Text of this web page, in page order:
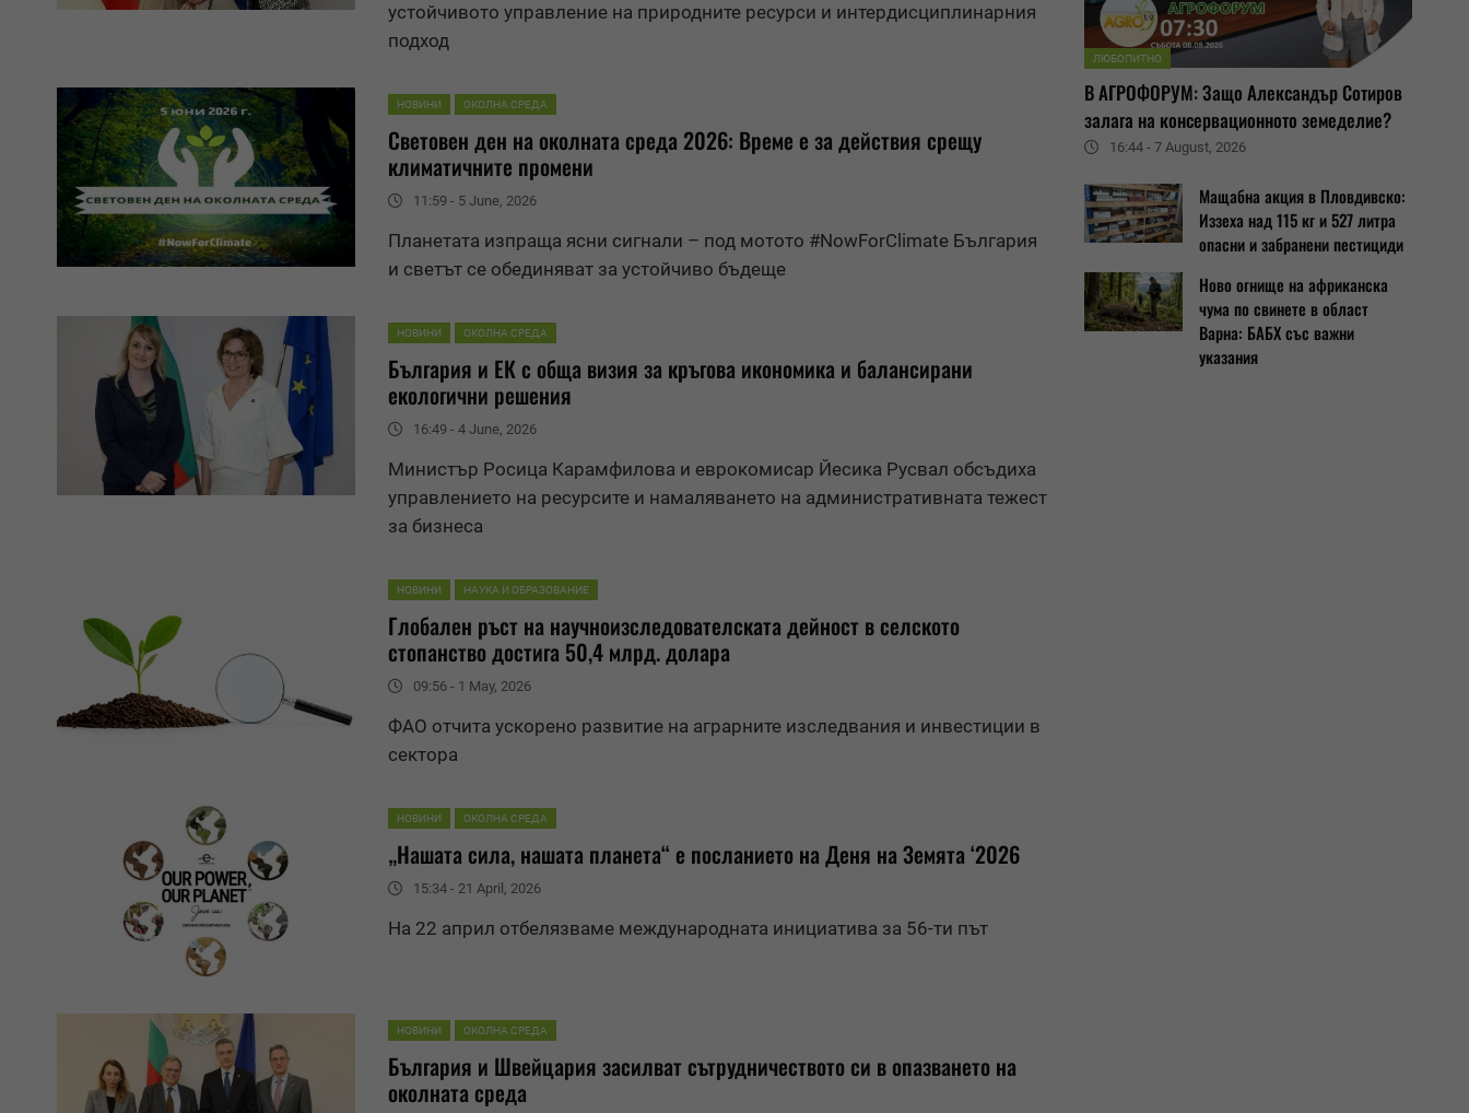
устойчивото управление на природните ресурси и интердисциплинарния
подход
НОВИНИ ОКОЛНА СРЕДА
Световен ден на околната среда 2026: Време е за действия срещу
климатичните промени
11:59 - 5 June, 2026
Планетата изпраща ясни сигнали – под мотото #NowForClimate България
и светът се обединяват за устойчиво бъдеще
НОВИНИ ОКОЛНА СРЕДА
България и ЕК с обща визия за кръгова икономика и балансирани
екологични решения
16:49 - 4 June, 2026
Министър Росица Карамфилова и еврокомисар Йесика Русвал обсъдиха
управлението на ресурсите и намаляването на административната тежест
за бизнеса
НОВИНИ НАУКА И ОБРАЗОВАНИЕ
Глобален ръст на научноизследователската дейност в селското
стопанство достига 50,4 млрд. долара
09:56 - 1 May, 2026
ФАО отчита ускорено развитие на аграрните изследвания и инвестиции в
сектора
НОВИНИ ОКОЛНА СРЕДА
„Нашата сила, нашата планета“ е посланието на Деня на Земята ‘2026
15:34 - 21 April, 2026
На 22 април отбелязваме международната инициатива за 56-ти път
НОВИНИ ОКОЛНА СРЕДА
България и Швейцария засилват сътрудничеството си в опазването на
околната среда
ЛЮБОПИТНО
В АГРОФОРУМ: Защо Александър Сотиров
залага на консервационното земеделие?
16:44 - 7 August, 2026
Мащабна акция в Пловдивско:
Иззеха над 115 кг и 527 литра
опасни и забранени пестициди
Ново огнище на африканска
чума по свинете в област
Варна: БАБХ със важни
указания